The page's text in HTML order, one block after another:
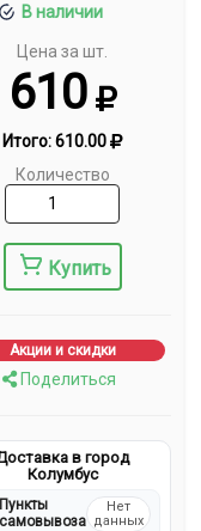
В наличии
Цена за шт.
610
Итого:610.00
Количество
Купить
Акции и скидки
Поделиться
в город
Колумбус
Пункты
самовывоза
Нет
данных